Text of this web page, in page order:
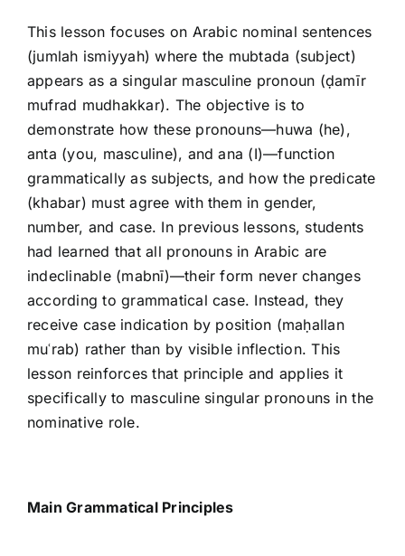
This lesson focuses on Arabic nominal sentences
(jumlah ismiyyah) where the mubtada (subject)
appears as a singular masculine pronoun (ḍamīr
mufrad mudhakkar). The objective is to
demonstrate how these pronouns—huwa (he),
anta (you, masculine), and ana (I)—function
grammatically as subjects, and how the predicate
(khabar) must agree with them in gender,
number, and case. In previous lessons, students
had learned that all pronouns in Arabic are
indeclinable (mabnī)—their form never changes
according to grammatical case. Instead, they
receive case indication by position (maḥallan
muʿrab) rather than by visible inflection. This
lesson reinforces that principle and applies it
specifically to masculine singular pronouns in the
nominative role.
Main Grammatical Principles